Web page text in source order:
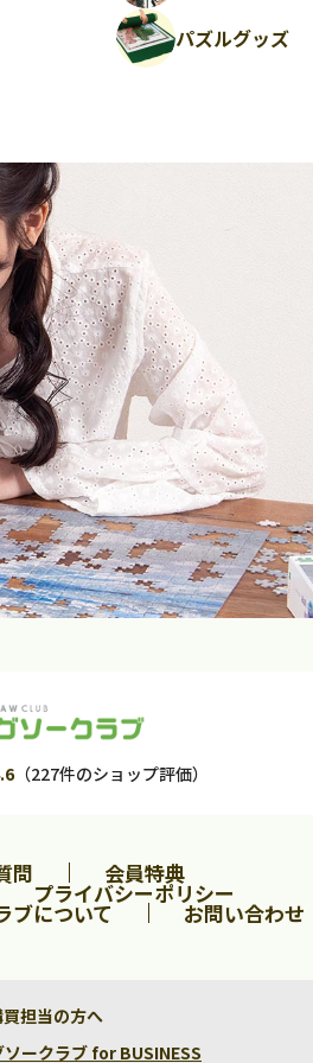
パズルグッズ
（227件のショップ評価）
問 会員特典
プライバシーポリシー
ブについて お問い合わせ
担当の方へ
ークラブ for BUSINESS